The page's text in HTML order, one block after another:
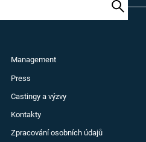
Management
Press
Castingy a výzvy
Kontakty
Zpracování osobních údajů